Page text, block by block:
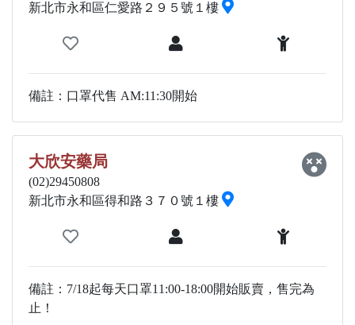
新北市永和區仁愛路２９５號１樓
備註：口罩代售 AM:11:30開始
大欣安藥局
(02)29450808
新北市永和區得和路３７０號１樓
備註：7/18起每天口罩11:00-18:00開始販賣，售完為
止！